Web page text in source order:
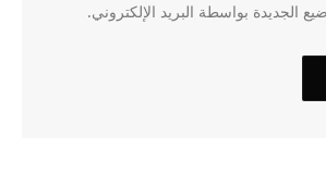
الجديدة بواسطة البريد الإلكتروني.